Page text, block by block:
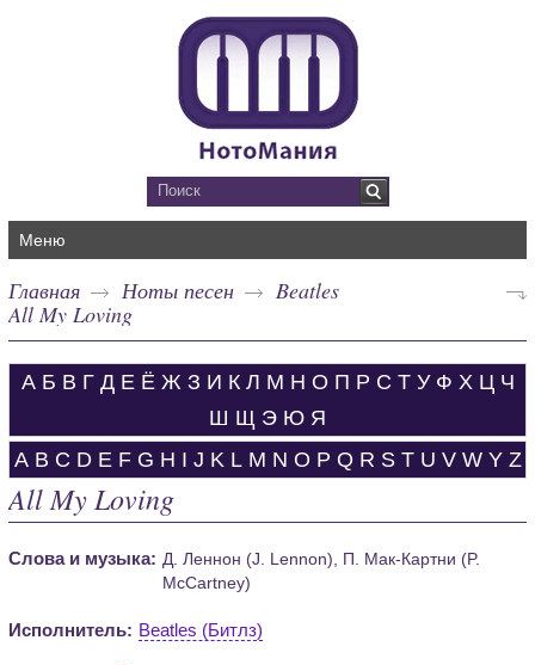
Меню
Главная Ноты песен
Beatles
All My Loving
А Б В Г Д Е Ё Ж З И К Л М Н О П Р С Т У Ф Х Ц Ч
Ш Щ Э Ю Я
A B C D E F G H I J K L M N O P Q R S T U V W Y Z
All My Loving
Слова и музыка: Д. Леннон (J. Lennon), П. Мак-Картни (P.
McCartney)
Исполнитель: Beatles (Битлз)